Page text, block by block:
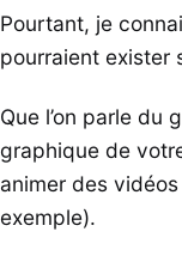
Pourtant, je
pourraient exister
Que l’on parle du
graphique de
animer des
exemple).